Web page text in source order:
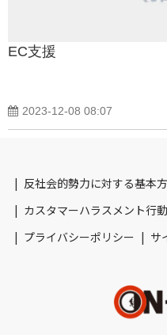
EC支援
2023-12-08 08:07
反社会的勢力に対する基本
カスタマーハラスメント行
プライバシーポリシー
サ